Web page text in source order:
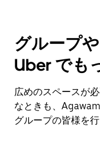
グループ
Uber でも
広めのスペースが
なときも、
グループの皆様を